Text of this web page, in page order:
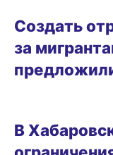
Создать
за
В